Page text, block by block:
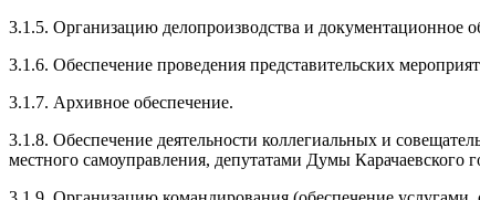
3.1.5. Организацию делопроизводства и документационное
3.1.6. Обеспечение проведения представительских
3.1.7. Архивное обеспечение.
3.1.8. Обеспечение деятельности коллегиальных и
местного самоуправления, депутатами Думы Карачаевского